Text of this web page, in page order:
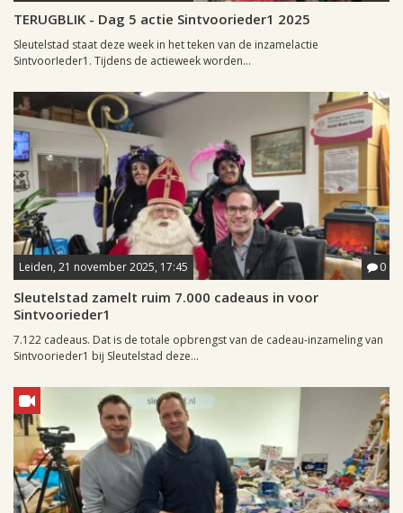
TERUGBLIK - Dag 5 actie Sintvoorieder1 2025
Sleutelstad staat deze week in het teken van de inzamelactie
SintvoorIeder1. Tijdens de actieweek worden...
Leiden, 21 november 2025, 17:45 0
Sleutelstad zamelt ruim 7.000 cadeaus in voor
Sintvoorieder1
7.122 cadeaus. Dat is de totale opbrengst van de cadeau-inzameling van
Sintvoorieder1 bij Sleutelstad deze...